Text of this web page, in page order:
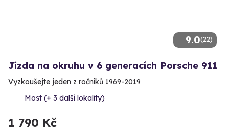
9.0(22)
Jízda na okruhu v 6 generacích Porsche 911
Vyzkoušejte jeden z ročníků 1969-2019
Most (+ 3 další lokality)
1 790 Kč